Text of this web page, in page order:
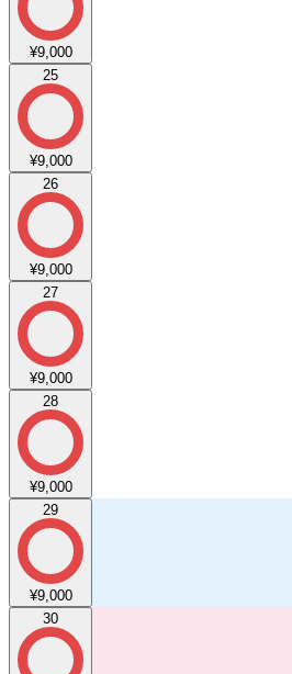
¥9,000
25
¥9,000
26
¥9,000
27
¥9,000
28
¥9,000
29
¥9,000
30